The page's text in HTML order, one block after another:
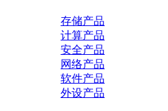
存储产品
计算产品
安全产品
网络产品
软件产品
外设产品